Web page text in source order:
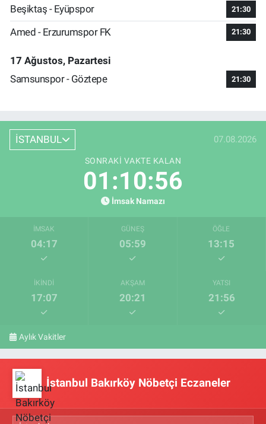
Beşiktaş - Eyüpspor 21:30
Amed - Erzurumspor FK 21:30
17 Ağustos, Pazartesi
Samsunspor - Göztepe
21:30
İSTANBUL 07.08.2026
SONRAKI VAKTE KALAN
01:10:55
İmsak Namazı
İMSAK
04:17
GÜNEŞ
05:59
ÖĞLE
13:15
İKINDI
17:07
AKŞAM
20:21
YATSI
21:56
Aylık Vakitler
İstanbul Bakırköy Nöbetçi Eczaneler